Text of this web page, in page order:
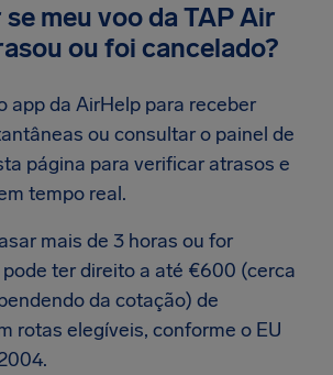
meu voo da TAP Air
ou foi cancelado?
app da AirHelp para receber
ou consultar o painel de
página para verificar atrasos e
tempo real.
mais de 3 horas ou for
ter direito a até €600 (cerca
da cotação) de
rotas elegíveis, conforme o EU